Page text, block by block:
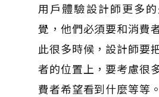
用戶體驗設計師更多
覺，他們必須要和消費
此很多時候，設計師要
者的位置上，要考慮很
費者希望看到什麼等等。